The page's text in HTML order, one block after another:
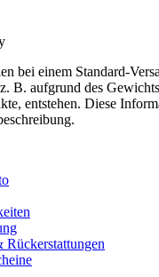
bei einem Standard-
B. aufgrund des
entstehen. Diese
Rückerstattungen